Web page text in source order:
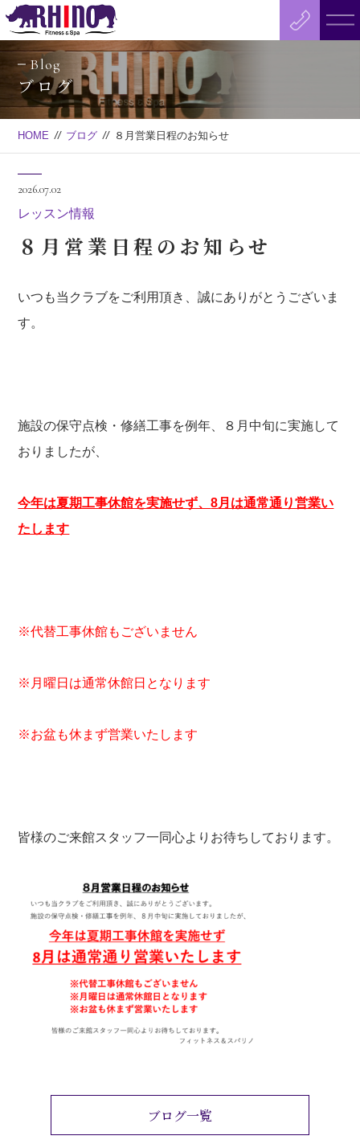
Blog
ブログ
HOME // ブログ // ８月営業日程のお知らせ
2026.07.02
レッスン情報
８月営業日程のお知らせ
いつも当クラブをご利用頂き、誠にありがとうございま
す。
施設の保守点検・修繕工事を例年、８月中旬に実施して
おりましたが、
今年は夏期工事休館を実施せず、8月は通常通り営業い
たします
※代替工事休館もございません
※月曜日は通常休館日となります
※お盆も休まず営業いたします
皆様のご来館スタッフ一同心よりお待ちしております。
ブログ一覧